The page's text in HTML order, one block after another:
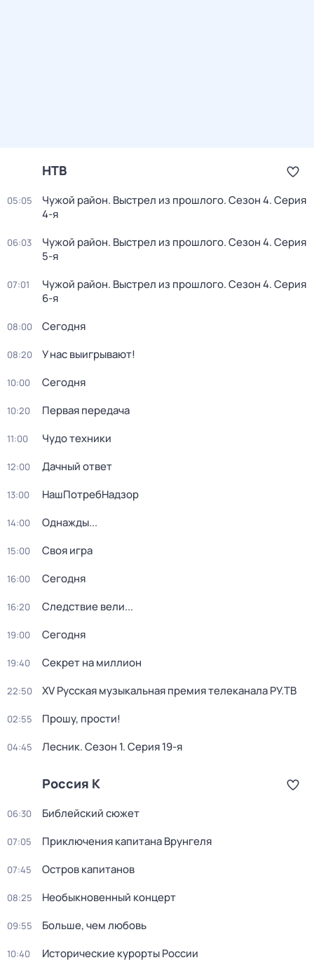
НТВ
05:05 Чужой район. Выстрел из прошлого. Сезон 4. Серия
4-я
06:03 Чужой район. Выстрел из прошлого. Сезон 4. Серия
5-я
07:01 Чужой район. Выстрел из прошлого. Сезон 4. Серия
6-я
08:00 Сегодня
08:20 У нас выигрывают!
10:00 Сегодня
10:20 Первая передача
11:00 Чудо техники
12:00 Дачный ответ
13:00 НашПотребНадзор
14:00 Однажды...
15:00 Своя игра
16:00 Сегодня
16:20 Следствие вели...
19:00 Сегодня
19:40 Секрет на миллион
22:50 XV Русская музыкальная премия телеканала РУ.ТВ
02:55 Прошу, прости!
04:45 Лесник. Сезон 1. Серия 19-я
Россия К
06:30 Библейский сюжет
07:05 Приключения капитана Врунгеля
07:45 Остров капитанов
08:25 Необыкновенный концерт
09:55 Больше, чем любовь
10:40 Исторические курорты России